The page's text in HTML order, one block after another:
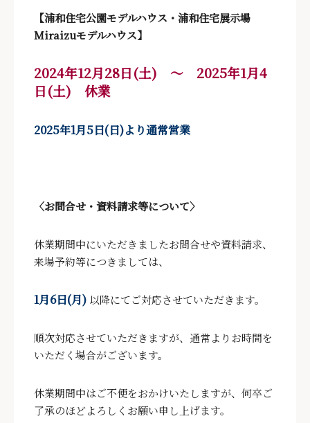
【浦和住宅公園モデルハウス・浦和住宅展示場
Miraizuモデルハウス】
2024年12月28日(土) ～ 2025年1月4
日(土) 休業
2025年1月5日(日)より通常営業
〈お問合せ・資料請求等について〉
休業期間中にいただきましたお問合せや資料請求、
来場予約等につきましては、
1月6日(月) 以降にてご対応させていただきます。
順次対応させていただきますが、通常よりお時間を
いただく場合がございます。
休業期間中はご不便をおかけいたしますが、何卒ご
了承のほどよろしくお願い申し上げます。